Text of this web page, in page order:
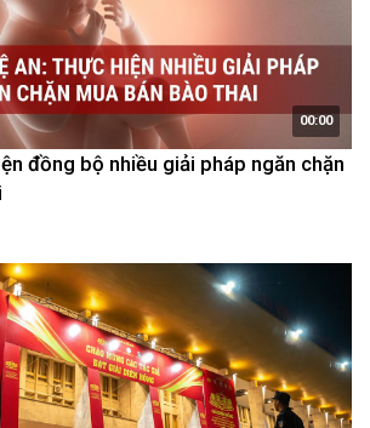
00:00
đồng bộ nhiều giải pháp ngăn chặn